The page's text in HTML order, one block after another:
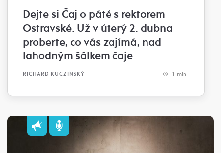
Dejte si Čaj o páté s rektorem
Ostravské. Už v úterý 2. dubna
proberte, co vás zajímá, nad
lahodným šálkem čaje
RICHARD KUCZINSKÝ 1 min.